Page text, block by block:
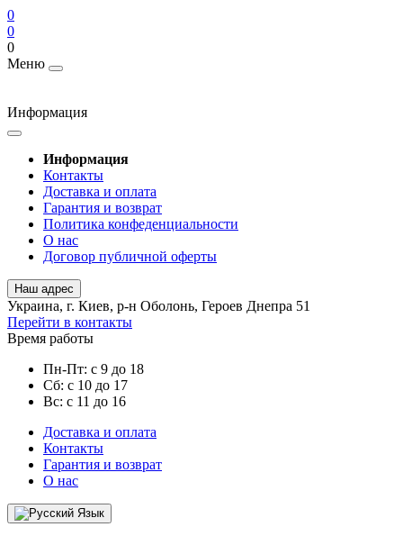
0
0
0
Меню
Информация
Информация
Контакты
Доставка и оплата
Гарантия и возврат
Политика конфеденциальности
О нас
Договор публичной оферты
Наш адрес
Украина, г. Киев, р-н Оболонь, Героев Днепра 51
Перейти в контакты
Время работы
Пн-Пт: с 9 до 18
Сб: с 10 до 17
Вс: с 11 до 16
Доставка и оплата
Контакты
Гарантия и возврат
О нас
Язык